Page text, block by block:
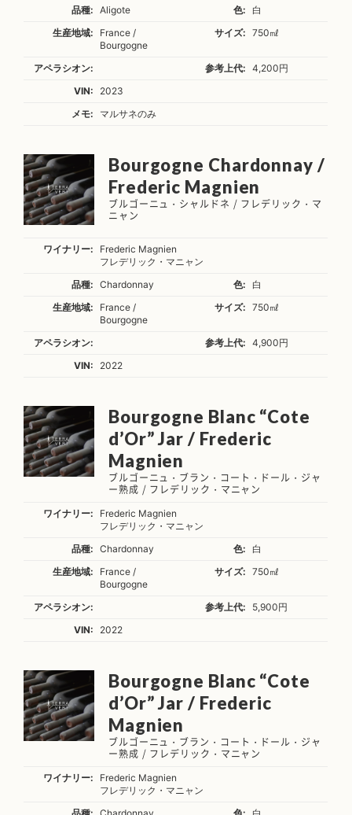
品種:
Aligote 色:
白
生産地域:
France /
Bourgogne
サイズ: 750㎖
アペラシオン: 参考上代:
4,200円
VIN:
2023
メモ:
マルサネのみ
Bourgogne Chardonnay /
Frederic Magnien
ブルゴーニュ・シャルドネ / フレデリック・マ
ニャン
ワイナリー:
Frederic Magnien
フレデリック・マニャン
品種:
Chardonnay 色:
白
生産地域:
France /
Bourgogne
サイズ: 750㎖
アペラシオン: 参考上代:
4,900円
VIN:
2022
Bourgogne Blanc “Cote
d’Or” Jar / Frederic
Magnien
ブルゴーニュ・ブラン・コート・ドール・ジャ
ー熟成 / フレデリック・マニャン
ワイナリー:
Frederic Magnien
フレデリック・マニャン
品種:
Chardonnay 色:
白
生産地域:
France /
Bourgogne
サイズ: 750㎖
アペラシオン: 参考上代:
5,900円
VIN:
2022
Bourgogne Blanc “Cote
d’Or” Jar / Frederic
Magnien
ブルゴーニュ・ブラン・コート・ドール・ジャ
ー熟成 / フレデリック・マニャン
ワイナリー:
Frederic Magnien
フレデリック・マニャン